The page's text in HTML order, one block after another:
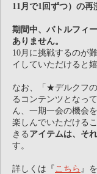
11月で1回ずつ）の再
期間中、バトルフィ
ありません。
10月に挑戦するのが
イしていただけると
なお、「★デルクフ
るコンテンツとなっ
ん、一期一会の機会
楽しんでいただける
きる アイテムは、そ
す。
詳しくは『 こちら 』